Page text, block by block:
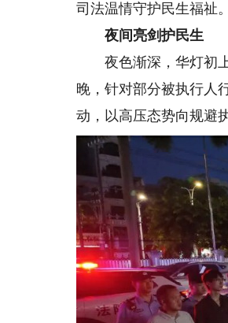
司法温情守护民生福祉。
夜间亮剑护民生
夜色渐深，华灯初上
晚，针对部分被执行人
动，以高压态势向规避